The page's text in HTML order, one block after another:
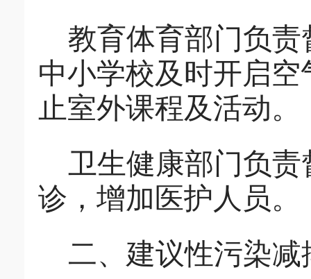
教育体育部门负
中小学校及时开启
止室外课程及活动。
卫生健康部门负
诊，增加医护人员。
二、建议性污染减